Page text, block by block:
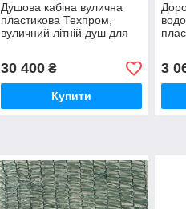
Душова кабіна вулична
пластикова Техпром,
вуличний літній душ для
30 400₴
Купити
3